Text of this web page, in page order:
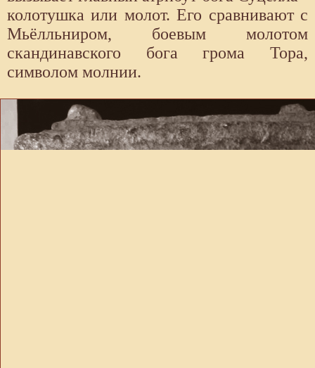
колотушка или молот. Его сравнивают с
Мьёлльниром, боевым молотом
скандинавского бога грома Тора,
символом молнии.